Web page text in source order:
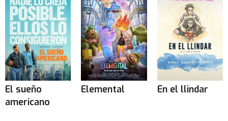
El sueño
americano
Elemental En el llindar